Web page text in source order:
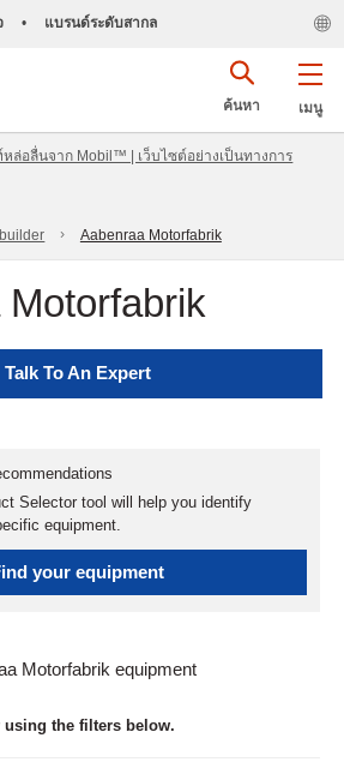
• แบรนด์ระดับสากล
เมนู
ค้นหา
อลื่นจาก Mobil™ | เว็บไซต์อย่างเป็นทางการ
Aabenraa Motorfabrik
Talk To An Expert
Selector tool will help you identify
equipment.
your equipment
Motorfabrik equipment
using the filters below.